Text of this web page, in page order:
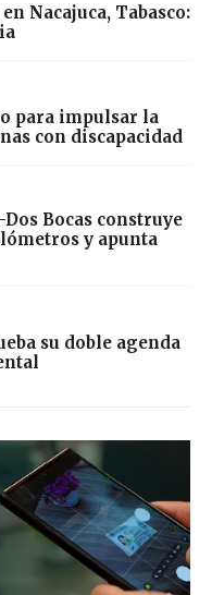
Nacajuca, Tabasco:
para impulsar la
con discapacidad
Bocas construye
y apunta
su doble agenda